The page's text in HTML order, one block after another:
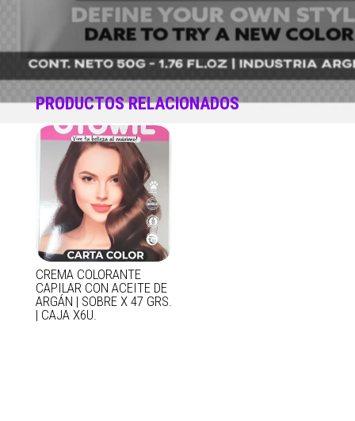
PRODUCTOS RELACIONADOS
CREMA COLORANTE
CAPILAR CON ACEITE DE
ARGÁN | SOBRE X 47 GRS.
| CAJA X6U.